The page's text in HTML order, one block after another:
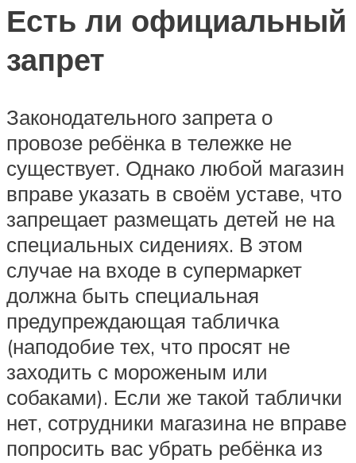
Есть ли официальный
запрет
Законодательного запрета о
провозе ребёнка в тележке не
существует. Однако любой магазин
вправе указать в своём уставе, что
запрещает размещать детей не на
специальных сидениях. В этом
случае на входе в супермаркет
должна быть специальная
предупреждающая табличка
(наподобие тех, что просят не
заходить с мороженым или
собаками). Если же такой таблички
нет, сотрудники магазина не вправе
попросить вас убрать ребёнка из